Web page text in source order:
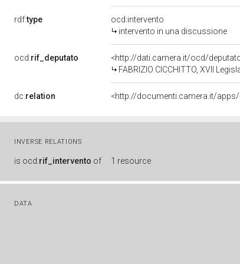
rdf:type
ocd:intervento
intervento in una discussione
ocd:rif_deputato
<http://dati.camera.it/ocd/
FABRIZIO CICCHITTO, XVII
dc:relation
INVERSE RELATIONS
is ocd:rif_intervento of 1 resource
DATA